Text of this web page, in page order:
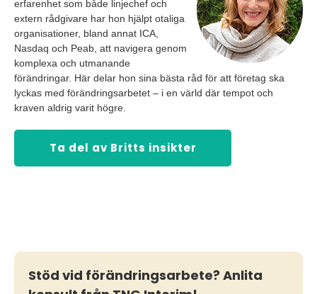
erfarenhet som både linjechef och
extern rådgivare har hon hjälpt otaliga
organisationer, bland annat ICA,
Nasdaq och Peab, att navigera genom
komplexa och utmanande
förändringar. Här delar hon sina bästa råd för att företag ska
lyckas med förändringsarbetet – i en värld där tempot och
kraven aldrig varit högre.
Ta del av Britts insikter
Stöd vid förändringsarbete? Anlita